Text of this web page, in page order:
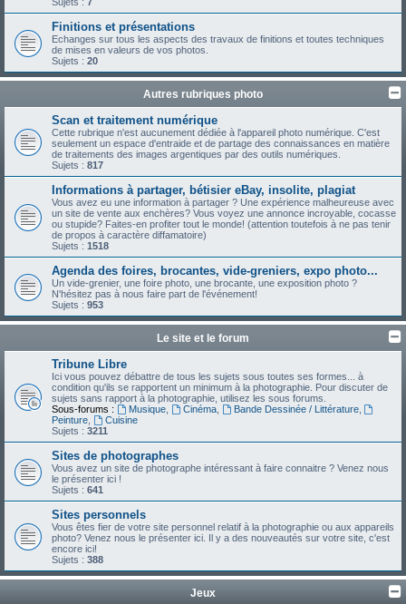
Finitions et présentations
Echanges sur tous les aspects des travaux de finitions et toutes techniques
de mises en valeurs de vos photos.
Sujets : 20
Autres rubriques photo
Scan et traitement numérique
Cette rubrique n'est aucunement dédiée à l'appareil photo numérique. C'est
seulement un espace d'entraide et de partage des connaissances en matière
de traitements des images argentiques par des outils numériques.
Sujets : 817
Informations à partager, bétisier eBay, insolite, plagiat
Vous avez eu une information à partager ? Une expérience malheureuse avec
un site de vente aux enchères? Vous voyez une annonce incroyable, cocasse
ou stupide? Faites-en profiter tout le monde! (attention toutefois à ne pas tenir
de propos à caractère diffamatoire)
Sujets : 1518
Agenda des foires, brocantes, vide-greniers, expo photo...
Un vide-grenier, une foire photo, une brocante, une exposition photo ?
N'hésitez pas à nous faire part de l'événement!
Sujets : 953
Le site et le forum
Tribune Libre
Ici vous pouvez débattre de tous les sujets sous toutes ses formes... à
condition qu'ils se rapportent un minimum à la photographie. Pour discuter de
sujets sans rapport à la photographie, utilisez les sous forums.
Sous-forums :
Musique, Cinéma, Bande Dessinée / Littérature,
Peinture
Cuisine
Sujets : 3211
Sites de photographes
Vous avez un site de photographe intéressant à faire connaitre ? Venez nous
le présenter ici !
Sujets : 641
Sites personnels
Vous êtes fier de votre site personnel relatif à la photographie ou aux appareils
photo? Venez nous le présenter ici. Il y a des nouveautés sur votre site, c'est
encore ici!
Sujets : 388
Jeux